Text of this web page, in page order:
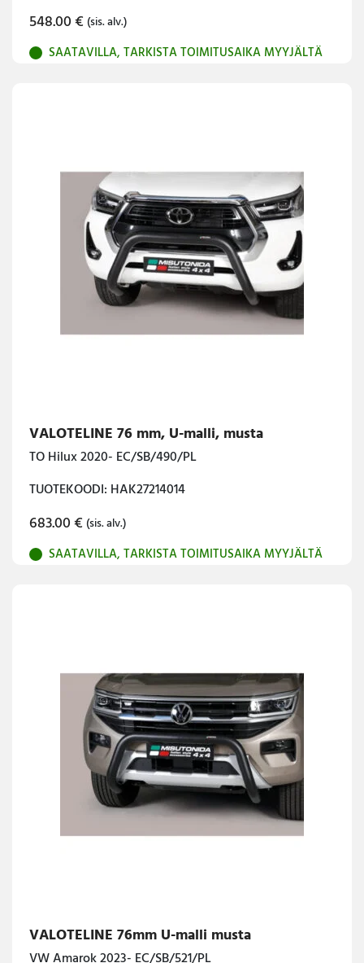
548.00€ (sis. alv.)
SAATAVILLA, TARKISTA TOIMITUSAIKA MYYJÄLTÄ
VALOTELINE 76 mm, U-malli, musta
TO Hilux 2020- EC/SB/490/PL
TUOTEKOODI: HAK27214014
683.00€ (sis. alv.)
SAATAVILLA, TARKISTA TOIMITUSAIKA MYYJÄLTÄ
VALOTELINE 76mm U-malli musta